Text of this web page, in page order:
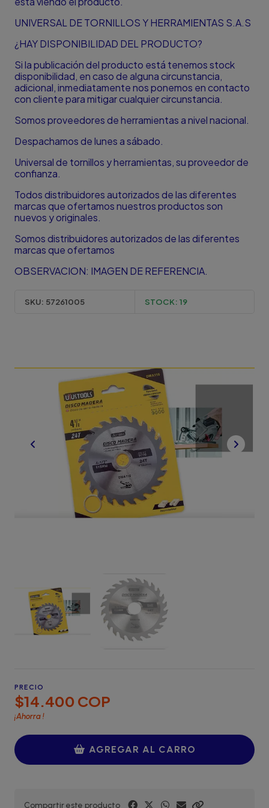
UNIVERSAL DE TORNILLOS Y HERRAMIENTAS S.A.S
¿HAY DISPONIBILIDAD DEL PRODUCTO?
Si la publicación del producto está tenemos stock
disponibilidad, en caso de alguna circunstancia,
adicional, inmediatamente nos ponemos en contacto
con cliente para mitigar cualquier circunstancia.
Somos proveedores de herramientas a nivel nacional.
Despachamos de lunes a sábado.
Universal de tornillos y herramientas, su proveedor de
confianza.
Todos distribuidores autorizados de las diferentes
marcas que ofertamos nuestros productos son
nuevos y originales.
Somos distribuidores autorizados de las diferentes
marcas que ofertamos
OBSERVACION: IMAGEN DE REFERENCIA.
SKU: 57261005 STOCK: 19
PRECIO
$14.400 COP
¡Ahorra!
AGREGAR AL CARRO
Compartir este producto